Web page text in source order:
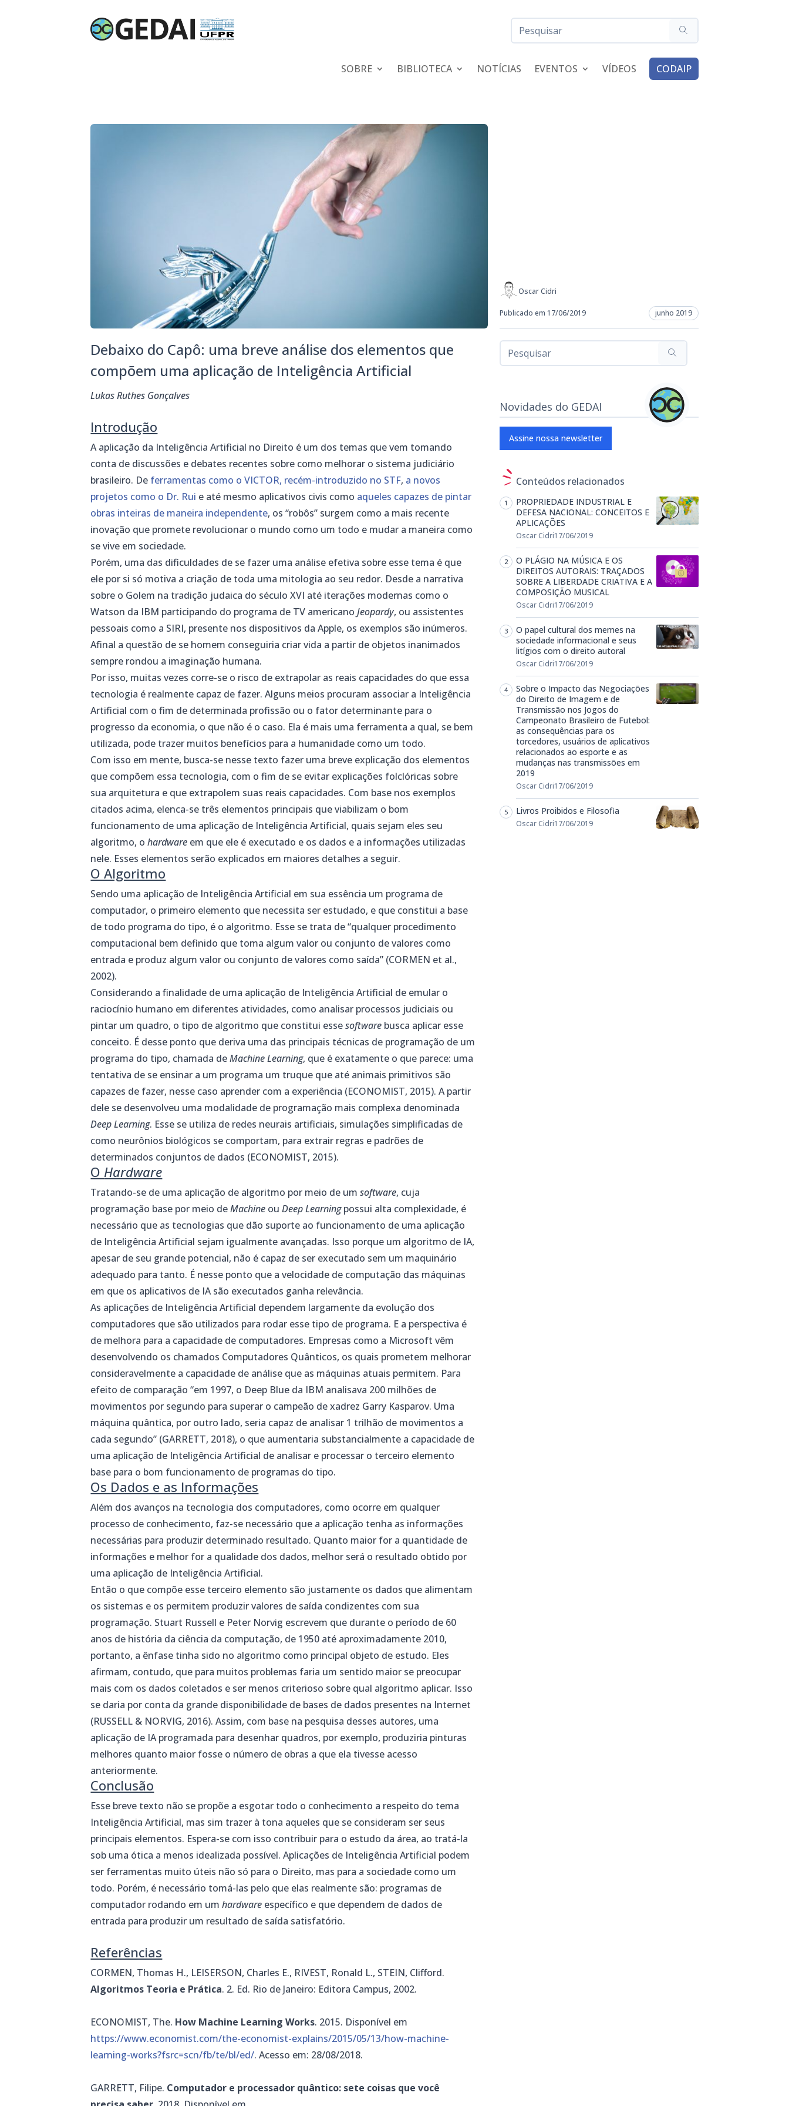
SOBRE BIBLIOTECA NOTÍCIAS EVENTOS VÍDEOS CODAIP
Debaixo do Capô: uma breve análise dos elementos que
compõem uma aplicação de Inteligência Artificial
Lukas Ruthes Gonçalves
Introdução
A aplicação da Inteligência Artificial no Direito é um dos temas que vem tomando
conta de discussões e debates recentes sobre como melhorar o sistema judiciário
brasileiro. De ferramentas como o VICTOR, recém-introduzido no STF, a novos
projetos como o Dr. Rui e até mesmo aplicativos civis como aqueles capazes de pintar
obras inteiras de maneira independente, os “robôs” surgem como a mais recente
inovação que promete revolucionar o mundo como um todo e mudar a maneira como
se vive em sociedade.
Porém, uma das dificuldades de se fazer uma análise efetiva sobre esse tema é que
ele por si só motiva a criação de toda uma mitologia ao seu redor. Desde a narrativa
sobre o Golem na tradição judaica do século XVI até iterações modernas como o
Watson da IBM participando do programa de TV americanoJeopardy, ou assistentes
pessoais como a SIRI, presente nos dispositivos da Apple, os exemplos são inúmeros.
Afinal a questão de se homem conseguiria criar vida a partir de objetos inanimados
sempre rondou a imaginação humana.
Por isso, muitas vezes corre-se o risco de extrapolar as reais capacidades do que essa
tecnologia é realmente capaz de fazer. Alguns meios procuram associar a Inteligência
Artificial com o fim de determinada profissão ou o fator determinante para o
progresso da economia, o que não é o caso. Ela é mais uma ferramenta a qual, se bem
utilizada, pode trazer muitos benefícios para a humanidade como um todo.
Com isso em mente, busca-se nesse texto fazer uma breve explicação dos elementos
que compõem essa tecnologia, com o fim de se evitar explicações folclóricas sobre
sua arquitetura e que extrapolem suas reais capacidades. Com base nos exemplos
citados acima, elenca-se três elementos principais que viabilizam o bom
funcionamento de uma aplicação de Inteligência Artificial, quais sejam eles seu
algoritmo, ohardware em que ele é executado e os dados e a informações utilizadas
nele. Esses elementos serão explicados em maiores detalhes a seguir.
O Algoritmo
Sendo uma aplicação de Inteligência Artificial em sua essência um programa de
computador, o primeiro elemento que necessita ser estudado, e que constitui a base
de todo programa do tipo, é o algoritmo. Esse se trata de “qualquer procedimento
computacional bem definido que toma algum valor ou conjunto de valores como
entrada e produz algum valor ou conjunto de valores como saída” (CORMEN et al.,
2002).
Considerando a finalidade de uma aplicação de Inteligência Artificial de emular o
raciocínio humano em diferentes atividades, como analisar processos judiciais ou
pintar um quadro, o tipo de algoritmo que constitui essesoftware busca aplicar esse
conceito. É desse ponto que deriva uma das principais técnicas de programação de um
programa do tipo, chamada deMachine Learning, que é exatamente o que parece: uma
tentativa de se ensinar a um programa um truque que até animais primitivos são
capazes de fazer, nesse caso aprender com a experiência (ECONOMIST, 2015). A partir
dele se desenvolveu uma modalidade de programação mais complexa denominada
Deep Learning. Esse se utiliza de redes neurais artificiais, simulações simplificadas de
como neurônios biológicos se comportam, para extrair regras e padrões de
determinados conjuntos de dados (ECONOMIST, 2015).
O Hardware
Tratando-se de uma aplicação de algoritmo por meio de umsoftware, cuja
programação base por meio deMachine ouDeep Learningpossui alta complexidade, é
necessário que as tecnologias que dão suporte ao funcionamento de uma aplicação
de Inteligência Artificial sejam igualmente avançadas. Isso porque um algoritmo de IA,
apesar de seu grande potencial, não é capaz de ser executado sem um maquinário
adequado para tanto. É nesse ponto que a velocidade de computação das máquinas
em que os aplicativos de IA são executados ganha relevância.
As aplicações de Inteligência Artificial dependem largamente da evolução dos
computadores que são utilizados para rodar esse tipo de programa. E a perspectiva é
de melhora para a capacidade de computadores. Empresas como a Microsoft vêm
desenvolvendo os chamados Computadores Quânticos, os quais prometem melhorar
consideravelmente a capacidade de análise que as máquinas atuais permitem. Para
efeito de comparação “em 1997, o Deep Blue da IBM analisava 200 milhões de
movimentos por segundo para superar o campeão de xadrez Garry Kasparov. Uma
máquina quântica, por outro lado, seria capaz de analisar 1 trilhão de movimentos a
cada segundo” (GARRETT, 2018), o que aumentaria substancialmente a capacidade de
uma aplicação de Inteligência Artificial de analisar e processar o terceiro elemento
base para o bom funcionamento de programas do tipo.
Os Dados e as Informações
Além dos avanços na tecnologia dos computadores, como ocorre em qualquer
processo de conhecimento, faz-se necessário que a aplicação tenha as informações
necessárias para produzir determinado resultado. Quanto maior for a quantidade de
informações e melhor for a qualidade dos dados, melhor será o resultado obtido por
uma aplicação de Inteligência Artificial.
Então o que compõe esse terceiro elemento são justamente os dados que alimentam
os sistemas e os permitem produzir valores de saída condizentes com sua
programação. Stuart Russell e Peter Norvig escrevem que durante o período de 60
anos de história da ciência da computação, de 1950 até aproximadamente 2010,
portanto, a ênfase tinha sido no algoritmo como principal objeto de estudo. Eles
afirmam, contudo, que para muitos problemas faria um sentido maior se preocupar
mais com os dados coletados e ser menos criterioso sobre qual algoritmo aplicar. Isso
se daria por conta da grande disponibilidade de bases de dados presentes na Internet
(RUSSELL & NORVIG, 2016). Assim, com base na pesquisa desses autores, uma
aplicação de IA programada para desenhar quadros, por exemplo, produziria pinturas
melhores quanto maior fosse o número de obras a que ela tivesse acesso
anteriormente.
Conclusão
Esse breve texto não se propõe a esgotar todo o conhecimento a respeito do tema
Inteligência Artificial, mas sim trazer à tona aqueles que se consideram ser seus
principais elementos. Espera-se com isso contribuir para o estudo da área, ao tratá-la
sob uma ótica a menos idealizada possível. Aplicações de Inteligência Artificial podem
ser ferramentas muito úteis não só para o Direito, mas para a sociedade como um
todo. Porém, é necessário tomá-las pelo que elas realmente são: programas de
computador rodando em umhardware específico e que dependem de dados de
entrada para produzir um resultado de saída satisfatório.
Referências
CORMEN, Thomas H., LEISERSON, Charles E., RIVEST, Ronald L., STEIN, Clifford.
Algoritmos Teoria e Prática. 2. Ed. Rio de Janeiro: Editora Campus, 2002.
ECONOMIST, The. How Machine Learning Works. 2015. Disponível em
https://www.economist.com/the-economist-explains/2015/05/13/how-machine-
learning-works?fsrc=scn/fb/te/bl/ed/. Acesso em: 28/08/2018.
GARRETT, Filipe. Computador e processador quântico: sete coisas que você
Oscar Cidri
Publicado em 17/06/2019 junho 2019
Novidades do GEDAI
Assine nossa newsletter
Conteúdos relacionados
PROPRIEDADE INDUSTRIAL E
DEFESA NACIONAL: CONCEITOS E
APLICAÇÕES
Oscar Cidri17/06/2019
O PLÁGIO NA MÚSICA E OS
DIREITOS AUTORAIS: TRAÇADOS
SOBRE A LIBERDADE CRIATIVA E A
COMPOSIÇÃO MUSICAL
Oscar Cidri17/06/2019
O papel cultural dos memes na
sociedade informacional e seus
litígios com o direito autoral
Oscar Cidri17/06/2019
Sobre o Impacto das Negociações
do Direito de Imagem e de
Transmissão nos Jogos do
Campeonato Brasileiro de Futebol:
as consequências para os
torcedores, usuários de aplicativos
relacionados ao esporte e as
mudanças nas transmissões em
2019
Oscar Cidri17/06/2019
Livros Proibidos e Filosofia
Oscar Cidri17/06/2019